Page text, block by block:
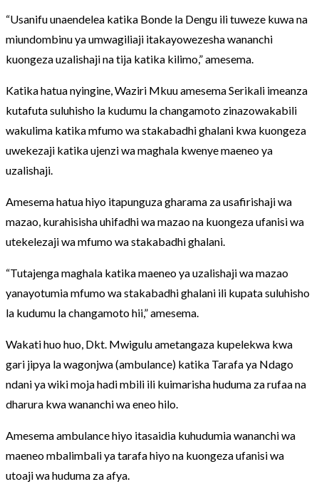
“Usanifu unaendelea katika Bonde la Dengu ili tuweze kuwa na
miundombinu ya umwagiliaji itakayowezesha wananchi
kuongeza uzalishaji na tija katika kilimo,” amesema.
Katika hatua nyingine, Waziri Mkuu amesema Serikali imeanza
kutafuta suluhisho la kudumu la changamoto zinazowakabili
wakulima katika mfumo wa stakabadhi ghalani kwa kuongeza
uwekezaji katika ujenzi wa maghala kwenye maeneo ya
uzalishaji.
Amesema hatua hiyo itapunguza gharama za usafirishaji wa
mazao, kurahisisha uhifadhi wa mazao na kuongeza ufanisi wa
utekelezaji wa mfumo wa stakabadhi ghalani.
“Tutajenga maghala katika maeneo ya uzalishaji wa mazao
yanayotumia mfumo wa stakabadhi ghalani ili kupata suluhisho
la kudumu la changamoto hii,” amesema.
Wakati huo huo, Dkt. Mwigulu ametangaza kupelekwa kwa
gari jipya la wagonjwa (ambulance) katika Tarafa ya Ndago
ndani ya wiki moja hadi mbili ili kuimarisha huduma za rufaa na
dharura kwa wananchi wa eneo hilo.
Amesema ambulance hiyo itasaidia kuhudumia wananchi wa
maeneo mbalimbali ya tarafa hiyo na kuongeza ufanisi wa
utoaji wa huduma za afya.